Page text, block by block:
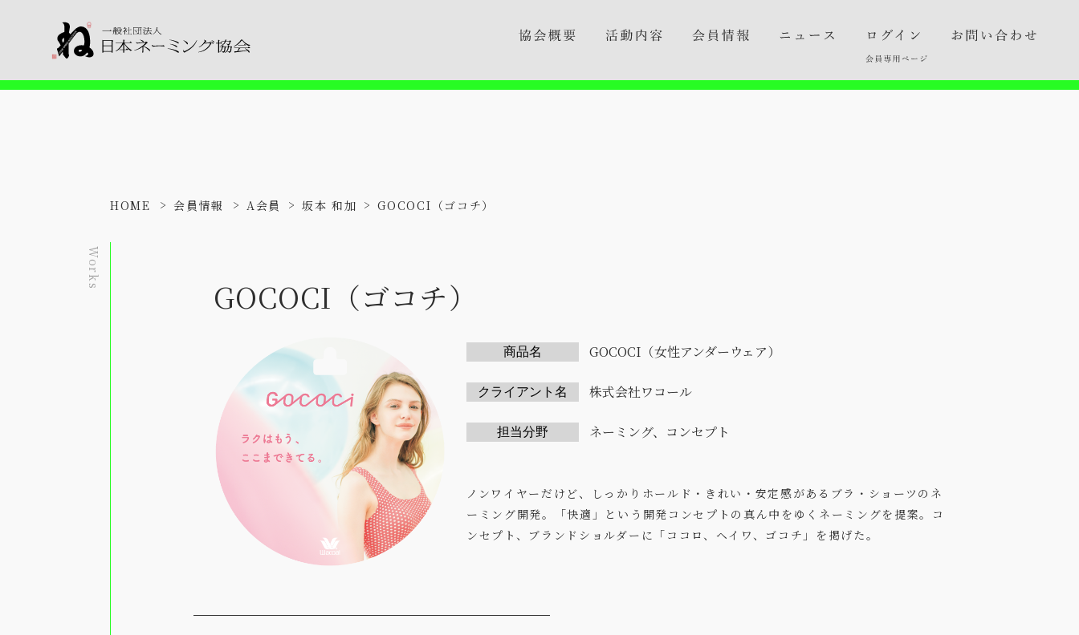
HOME 会員情報 A会員 坂本 和加 GOCOCI（ゴコチ）
Works
GOCOCI（ゴコチ）
商品名 GOCOCI（女性アンダーウェア）
クライアント名 株式会社ワコール
担当分野 ネーミング、コンセプト
ノンワイヤーだけど、しっかりホールド・きれい・安定感があるブラ・ショーツのネ
ーミング開発。「快適」という開発コンセプトの真ん中をゆくネーミングを提案。コ
ンセプト、ブランドショルダーに「ココロ、ヘイワ、ゴコチ」を掲げた。